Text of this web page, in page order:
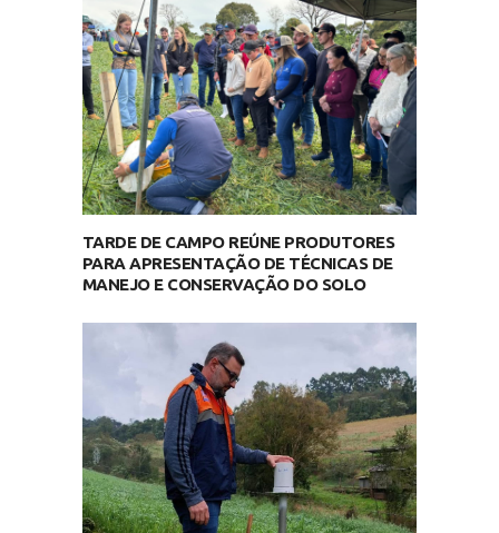
TARDE DE CAMPO REÚNE PRODUTORES
PARA APRESENTAÇÃO DE TÉCNICAS DE
MANEJO E CONSERVAÇÃO DO SOLO